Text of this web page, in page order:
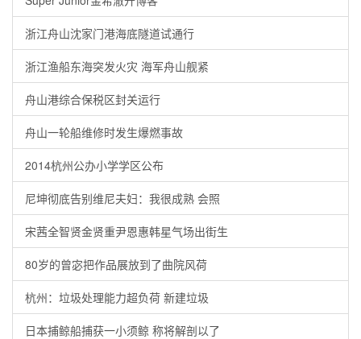
浙江舟山沈家门港海底隧道试通行
浙江渔船东海突发火灾 海军舟山舰紧
舟山港综合保税区封关运行
舟山一轮船维修时发生爆燃事故
2014杭州公办小学学区公布
尼坤彻底告别维尼夫妇：我很成熟 会照
宋茜全智贤金贤重尹恩惠韩星气场出街生
80岁的曾宓把作品展放到了曲院风荷
杭州：垃圾处理能力超负荷 新建垃圾
日本捕鲸船捕获一小须鲸 称将解剖以了